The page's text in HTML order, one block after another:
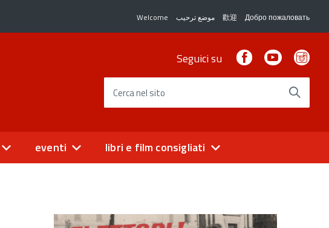
Welcome موضع ترحيب 歡迎 Добро пожаловать
Seguici su FacebookYoutube
Cerca nel sito
eventi
libri e film consigliati